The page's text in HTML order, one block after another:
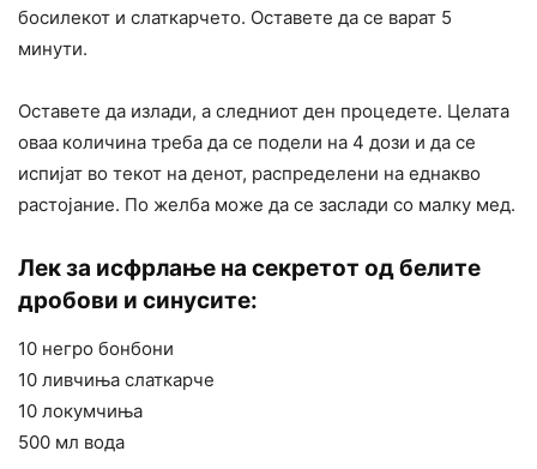
босилекот и слаткарчето. Оставете да се варат 5
минути.
Оставете да излади, а следниот ден процедете. Целата
оваа количина треба да се подели на 4 дози и да се
испијат во текот на денот, распределени на еднакво
растојание. По желба може да се заслади со малку мед.
Лек за исфрлање на секретот од белите
дробови и синусите:
10 негро бонбони
10 ливчиња слаткарче
10 локумчиња
500 мл вода